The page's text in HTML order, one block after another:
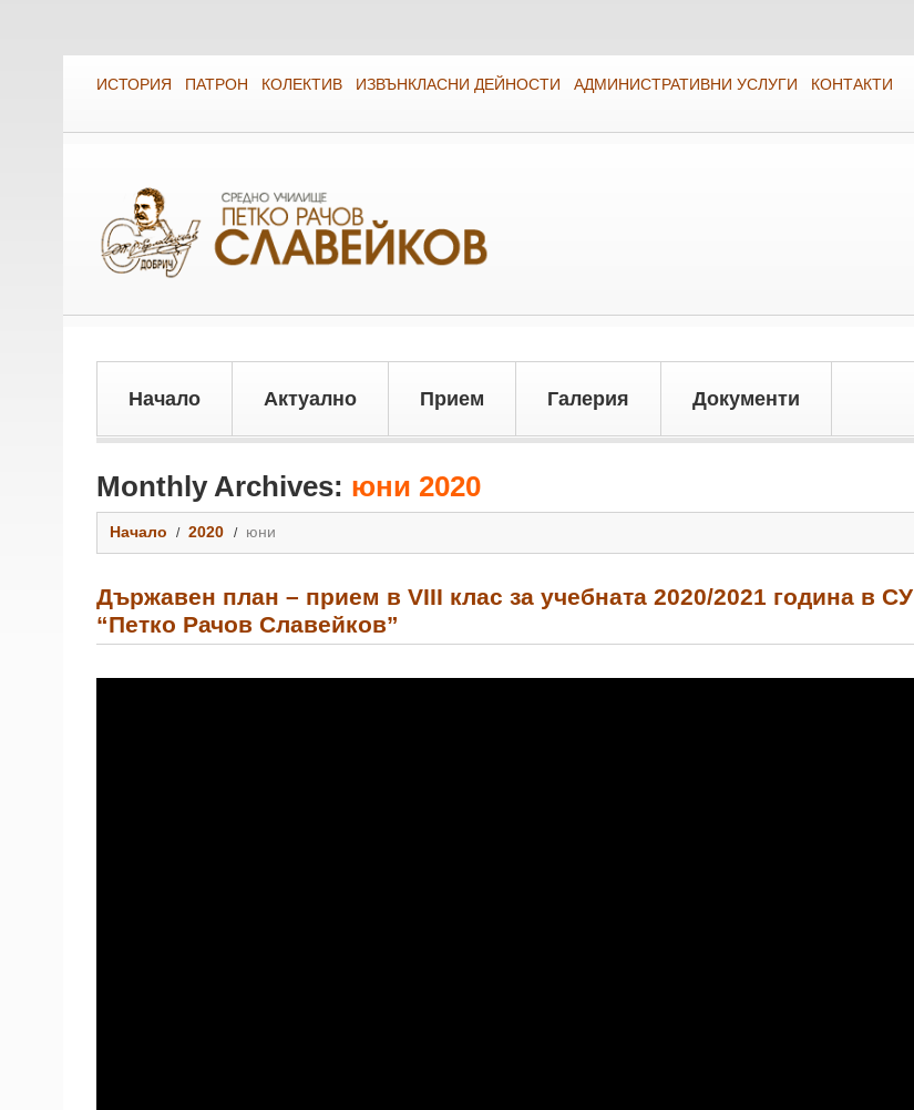
ИСТОРИЯ ПАТРОН КОЛЕКТИВ ИЗВЪНКЛАСНИ ДЕЙНОСТИ АДМИНИСТРАТИВНИ УСЛУГИ КОНТАКТИ
Начало Актуално Прием Галерия Документи
Monthly Archives: юни 2020
Начало 2020 юни
Държавен план – прием в VIII клас за учебната 2020/2021 година в СУ
“Петко Рачов Славейков”